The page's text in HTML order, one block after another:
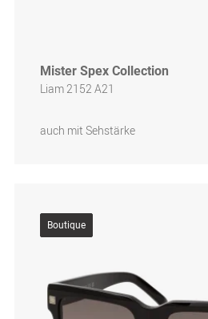
Mister Spex Collection
Liam 2152 A21
auch mit Sehstärke
Boutique